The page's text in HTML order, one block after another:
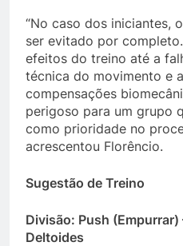
“No caso dos iniciantes,
ser evitado por
efeitos do treino até a
técnica do movimento e
compensações
perigoso para um grupo
como prioridade no
acrescentou Florêncio.
Sugestão de Treino
Divisão: Push (Empurrar)
Deltoides